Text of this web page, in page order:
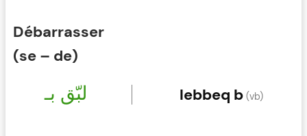
Débarrasser
(se – de)
لبّق بـ lebbeq b(vb)